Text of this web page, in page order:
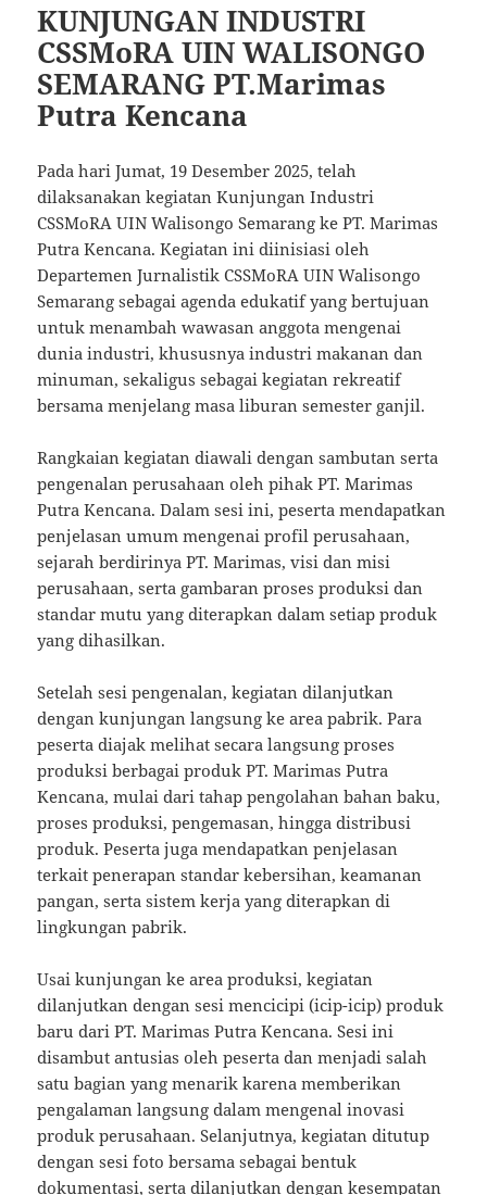
KUNJUNGAN INDUSTRI
CSSMoRA UIN WALISONGO
SEMARANG PT.Marimas
Putra Kencana
Pada hari Jumat, 19 Desember 2025, telah
dilaksanakan kegiatan Kunjungan Industri
CSSMoRA UIN Walisongo Semarang ke PT. Marimas
Putra Kencana. Kegiatan ini diinisiasi oleh
Departemen Jurnalistik CSSMoRA UIN Walisongo
Semarang sebagai agenda edukatif yang bertujuan
untuk menambah wawasan anggota mengenai
dunia industri, khususnya industri makanan dan
minuman, sekaligus sebagai kegiatan rekreatif
bersama menjelang masa liburan semester ganjil.
Rangkaian kegiatan diawali dengan sambutan serta
pengenalan perusahaan oleh pihak PT. Marimas
Putra Kencana. Dalam sesi ini, peserta mendapatkan
penjelasan umum mengenai profil perusahaan,
sejarah berdirinya PT. Marimas, visi dan misi
perusahaan, serta gambaran proses produksi dan
standar mutu yang diterapkan dalam setiap produk
yang dihasilkan.
Setelah sesi pengenalan, kegiatan dilanjutkan
dengan kunjungan langsung ke area pabrik. Para
peserta diajak melihat secara langsung proses
produksi berbagai produk PT. Marimas Putra
Kencana, mulai dari tahap pengolahan bahan baku,
proses produksi, pengemasan, hingga distribusi
produk. Peserta juga mendapatkan penjelasan
terkait penerapan standar kebersihan, keamanan
pangan, serta sistem kerja yang diterapkan di
lingkungan pabrik.
Usai kunjungan ke area produksi, kegiatan
dilanjutkan dengan sesi mencicipi (icip-icip) produk
baru dari PT. Marimas Putra Kencana. Sesi ini
disambut antusias oleh peserta dan menjadi salah
satu bagian yang menarik karena memberikan
pengalaman langsung dalam mengenal inovasi
produk perusahaan. Selanjutnya, kegiatan ditutup
dengan sesi foto bersama sebagai bentuk
dokumentasi, serta dilanjutkan dengan kesempatan